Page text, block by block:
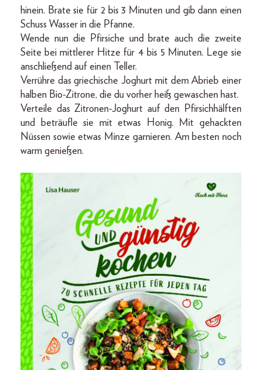
hinein. Brate sie für 2 bis 3 Minuten und gib dann einen
Schuss Wasser in die Pfanne.
Wende nun die Pfirsiche und brate auch die zweite
Seite bei mittlerer Hitze für 4 bis 5 Minuten. Lege sie
anschließend auf einen Teller.
Verrühre das griechische Joghurt mit dem Abrieb einer
halben Bio-Zitrone, die du vorher heiß gewaschen hast.
Verteile das Zitronen-Joghurt auf den Pfirsichhälften
und beträufle sie mit etwas Honig. Mit gehackten
Nüssen sowie etwas Minze garnieren. Am besten noch
warm genießen.